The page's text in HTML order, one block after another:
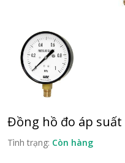
Đồng hồ đo áp suất
Tình trạng: Còn hàng